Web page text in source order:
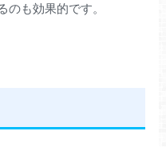
のも効果的です。